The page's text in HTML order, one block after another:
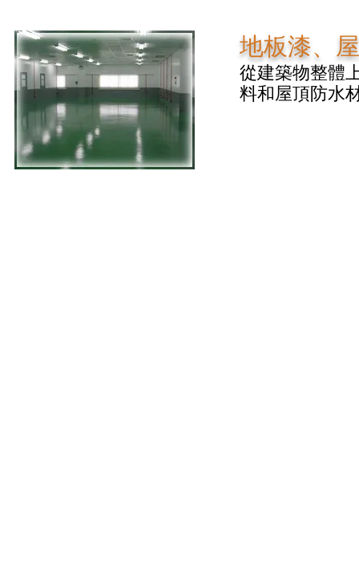
地板漆、
從建築物整體
料和屋頂防水